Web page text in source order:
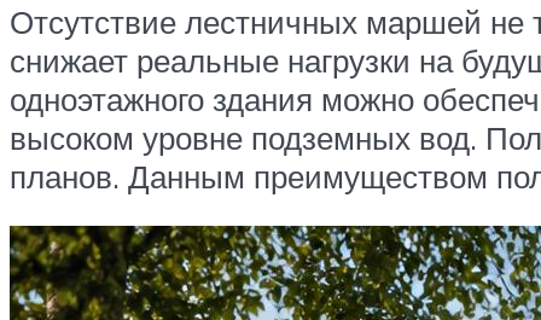
Отсутствие лестничных маршей не
снижает реальные нагрузки на
одноэтажного здания можно
высоком уровне подземных вод.
планов. Данным преимуществом